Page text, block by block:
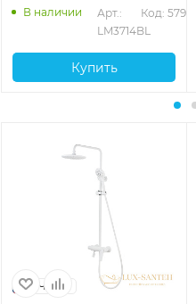
дивертор керамический, с
аксессуарами, черный
В наличии
Арт.:
LM3714BL
Код: 57901
Купить
Чехия